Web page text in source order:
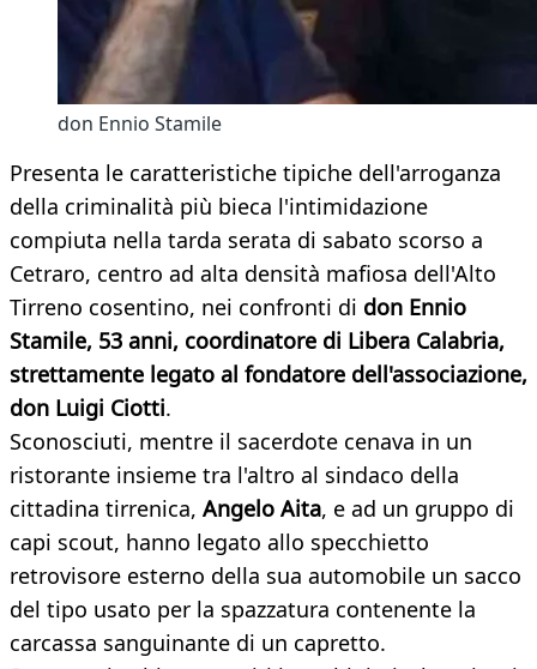
don Ennio Stamile
Presenta le caratteristiche tipiche dell'arroganza
della criminalità più bieca l'intimidazione
compiuta nella tarda serata di sabato scorso a
Cetraro, centro ad alta densità mafiosa dell'Alto
Tirreno cosentino, nei confronti di don Ennio
Stamile, 53 anni, coordinatore di Libera Calabria,
strettamente legato al fondatore dell'associazione,
don Luigi Ciotti.
Sconosciuti, mentre il sacerdote cenava in un
ristorante insieme tra l'altro al sindaco della
cittadina tirrenica, Angelo Aita, e ad un gruppo di
capi scout, hanno legato allo specchietto
retrovisore esterno della sua automobile un sacco
del tipo usato per la spazzatura contenente la
carcassa sanguinante di un capretto.